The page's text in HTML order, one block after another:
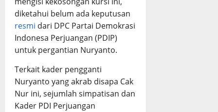
diketahui belum ada keputusan
resmi dari DPC Partai Demokrasi
Indonesa Perjuangan (PDIP)
untuk pergantian Nuryanto.
Terkait kader pengganti
Nuryanto yang akrab disapa Cak
Nur ini, sejumlah simpatisan dan
Kader PDI Perjuangan